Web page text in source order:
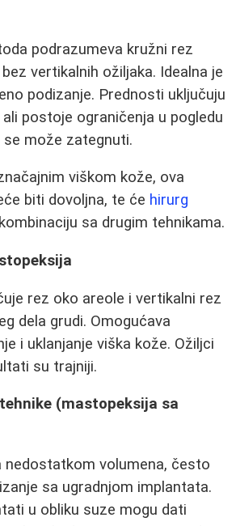
podrazumeva kružni rez
vertikalnih ožiljaka. Idealna je
podizanje. Prednosti uključuju
postoje ograničenja u pogledu
može zategnuti.
viškom kože, ova
biti dovoljna, te će hirurg
sa drugim tehnikama.
rez oko areole i vertikalni rez
dela grudi. Omogućava
i uklanjanje viška kože. Ožiljci
su trajniji.
(mastopeksija sa
nedostatkom volumena, često
sa ugradnjom implantata.
u obliku suze mogu dati